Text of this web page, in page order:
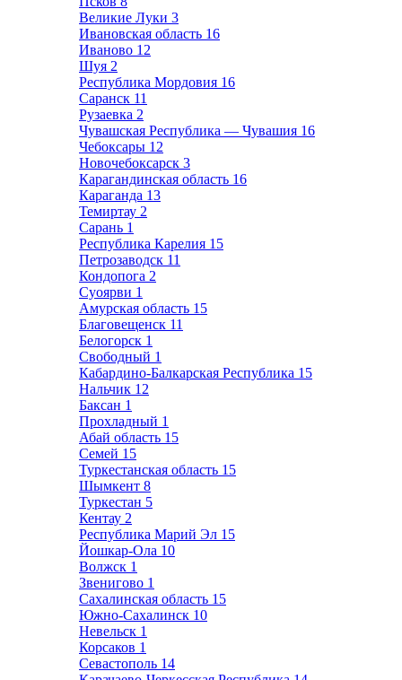
Великие Луки 3
Ивановская область 16
Иваново 12
Шуя 2
Республика Мордовия 16
Саранск 11
Рузаевка 2
Чувашская Республика — Чувашия 16
Чебоксары 12
Новочебоксарск 3
Карагандинская область 16
Караганда 13
Темиртау 2
Сарань 1
Республика Карелия 15
Петрозаводск 11
Кондопога 2
Суоярви 1
Амурская область 15
Благовещенск 11
Белогорск 1
Свободный 1
Кабардино-Балкарская Республика 15
Нальчик 12
Баксан 1
Прохладный 1
Абай область 15
Семей 15
Туркестанская область 15
Шымкент 8
Туркестан 5
Кентау 2
Республика Марий Эл 15
Йошкар-Ола 10
Волжск 1
Звенигово 1
Сахалинская область 15
Южно-Сахалинск 10
Невельск 1
Корсаков 1
Севастополь 14